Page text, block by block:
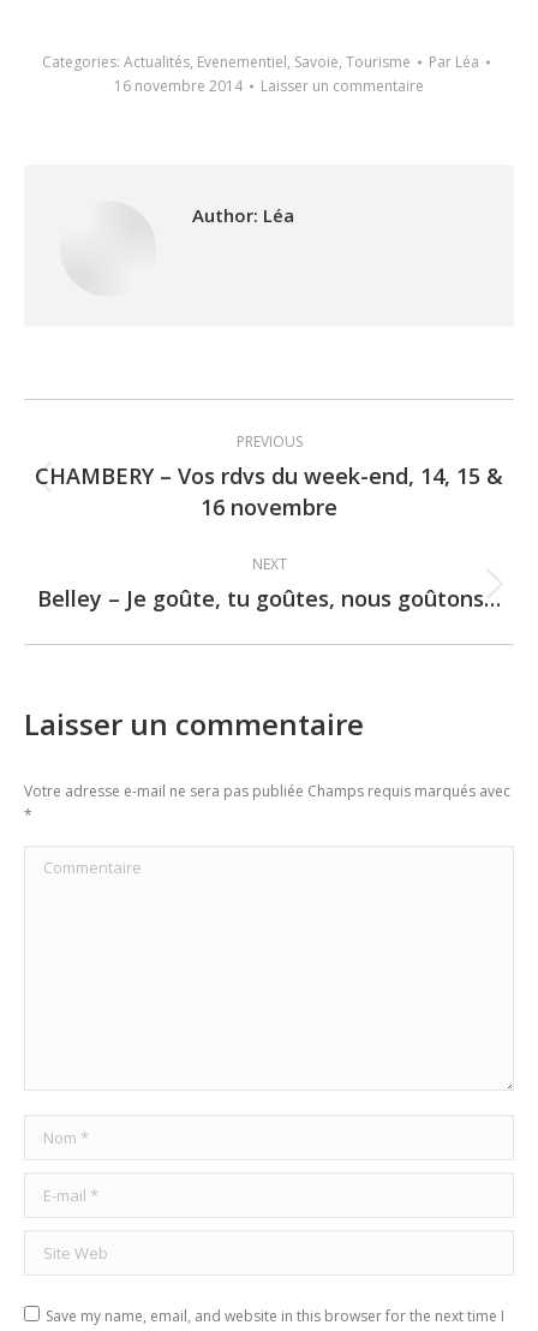
Categories: Actualités, Evenementiel, Savoie, Tourisme Par Léa
16 novembre 2014
Laisser un commentaire
Author: Léa
navigation
PREVIOUS
Previous
post:
CHAMBERY – Vos rdvs du week-end, 14, 15 &
16 novembre
NEXT
Next
Belley – Je goûte, tu goûtes, nous goûtons…
Laisser un commentaire
Votre adresse e-mail ne sera pas publiée Champs requis marqués avec
*
Commentaire
Nom *
E-mail *
Site Web
Save my name, email, and website in this browser for the next time I